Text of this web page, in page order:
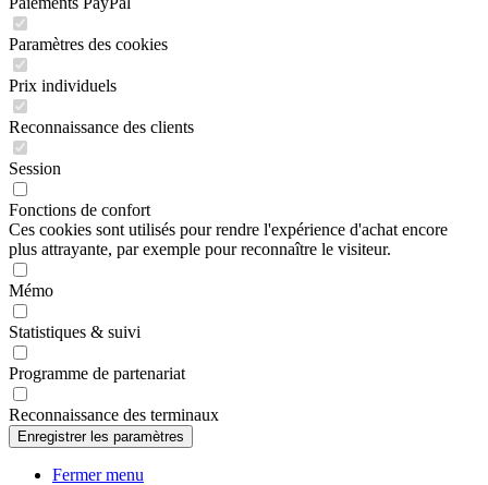
Paramètres des cookies
Prix individuels
Reconnaissance des clients
Session
Fonctions de confort
Ces cookies sont utilisés pour rendre l'expérience d'achat encore
plus attrayante, par exemple pour reconnaître le visiteur.
Mémo
Statistiques & suivi
Programme de partenariat
Reconnaissance des terminaux
Fermer menu